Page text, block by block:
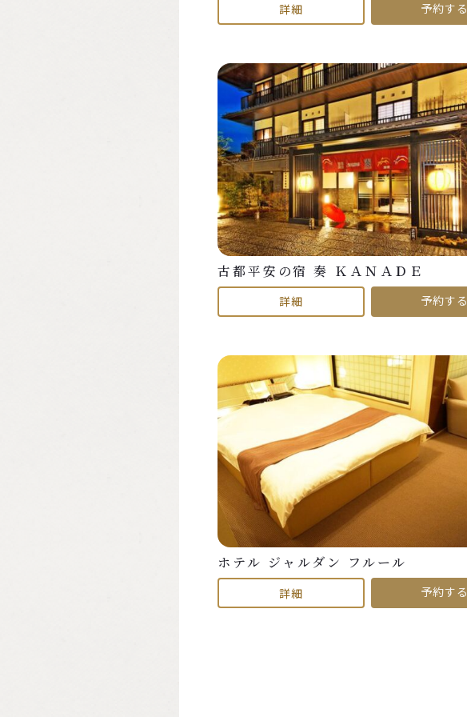
詳細 予約する
古都平安の宿 奏 ＫＡＮＡＤＥ
詳細 予約する
ホテル ジャルダン フルール
詳細 予約する